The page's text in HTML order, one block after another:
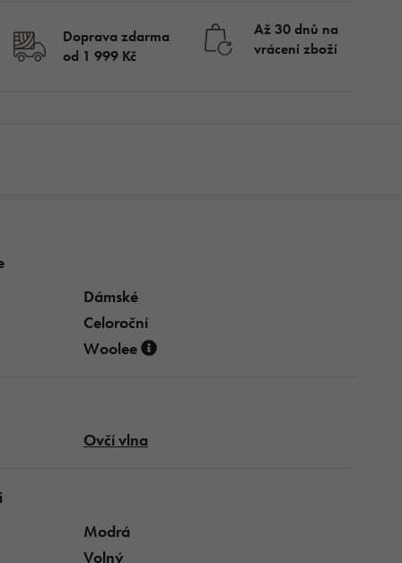
Doprava zdarma
od 1 999 Kč
Až 30 dnů na
vrácení zboží
Dámské
Celoroční
Woolee
Ovčí vlna
Modrá
Volný